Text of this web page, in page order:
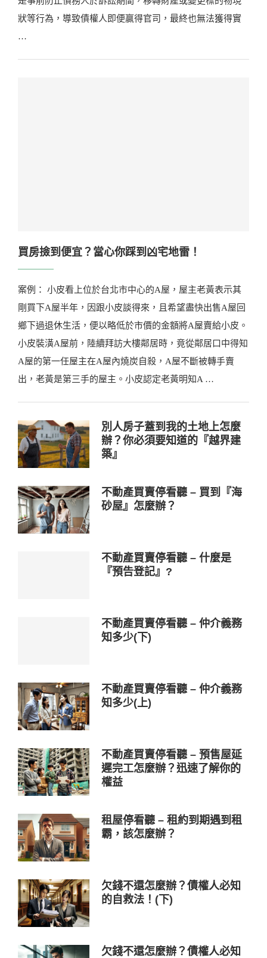
狀等行為，導致債權人即便贏得官司，最終也無法獲得實
…
買房撿到便宜？當心你踩到凶宅地雷！
案例： 小皮看上位於台北市中心的A屋，屋主老黃表示其
剛買下A屋半年，因跟小皮談得來，且希望盡快出售A屋回
鄉下過退休生活，便以略低於市價的金額將A屋賣給小皮。
小皮裝潢A屋前，陸續拜訪大樓鄰居時，竟從鄰居口中得知
A屋的第一任屋主在A屋內燒炭自殺，A屋不斷被轉手賣
出，老黃是第三手的屋主。小皮認定老黃明知A …
別人房子蓋到我的土地上怎麼
辦？你必須要知道的『越界建
築』
不動產買賣停看聽 – 買到『海
砂屋』怎麼辦？
不動產買賣停看聽 – 什麼是
『預告登記』?
不動產買賣停看聽 – 仲介義務
知多少(下)
不動產買賣停看聽 – 仲介義務
知多少(上)
不動產買賣停看聽 – 預售屋延
遲完工怎麼辦？迅速了解你的
權益
租屋停看聽 – 租約到期遇到租
霸，該怎麼辦？
欠錢不還怎麼辦？債權人必知
的自救法！(下)
欠錢不還怎麼辦？債權人必知